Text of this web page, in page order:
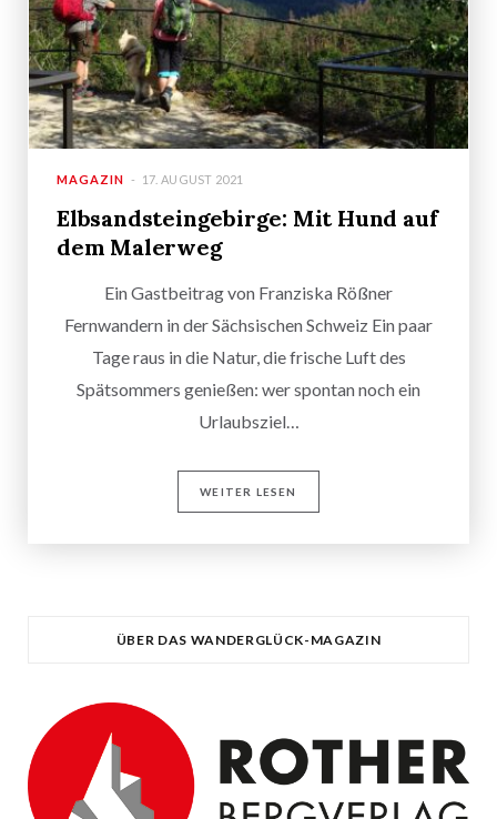
MAGAZIN 17. AUGUST 2021
Elbsandsteingebirge: Mit Hund auf
dem Malerweg
Ein Gastbeitrag von Franziska Rößner
Fernwandern in der Sächsischen Schweiz Ein paar
Tage raus in die Natur, die frische Luft des
Spätsommers genießen: wer spontan noch ein
Urlaubsziel…
WEITER LESEN
ÜBER DAS WANDERGLÜCK-MAGAZIN